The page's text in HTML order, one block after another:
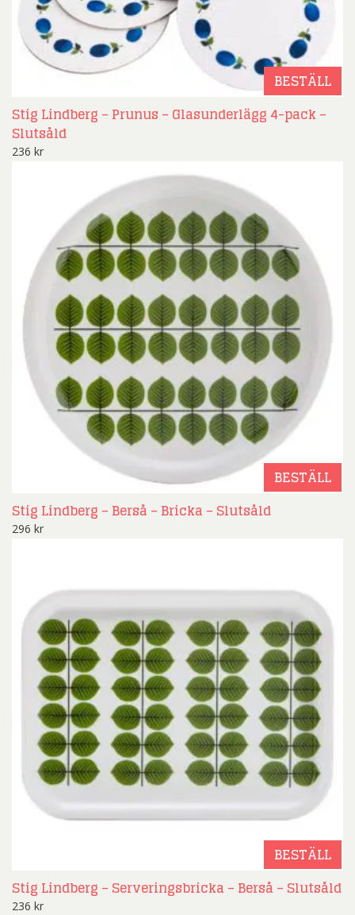
BESTÄLL
Stig Lindberg – Prunus – Glasunderlägg 4-pack –
Slutsåld
236 kr
BESTÄLL
Stig Lindberg – Berså – Bricka – Slutsåld
296 kr
BESTÄLL
Stig Lindberg – Serveringsbricka – Berså – Slutsåld
236 kr